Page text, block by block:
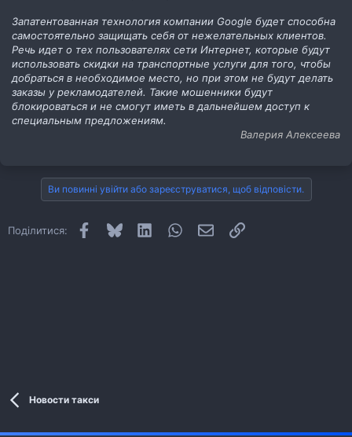
Запатентованная технология компании Google будет способна
самостоятельно защищать себя от нежелательных клиентов.
Речь идет о тех пользователях сети Интернет, которые будут
использовать скидки на транспортные услуги для того, чтобы
добраться в необходимое место, но при этом не будут делать
заказы у рекламодателей. Такие мошенники будут
блокироваться и не смогут иметь в дальнейшем доступ к
специальным предложениям.
Валерия Алексеева
Ви повинні увійти або зареєструватися, щоб відповісти.
Поділитися: Facebook
Bluesky LinkedInWhatsApp
E-mailПосилання
Новости такси